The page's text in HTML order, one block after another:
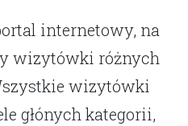
internetowy, na
wizytówki różnych
wizytówki
głónych kategorii,